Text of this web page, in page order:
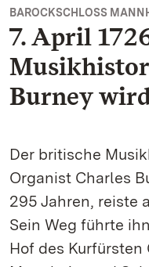
BAROCKSCHLOSS
7. April
Burney
Der britische
Organist Charles
295 Jahren, reiste
Sein Weg führte
Hof des Kurfürsten